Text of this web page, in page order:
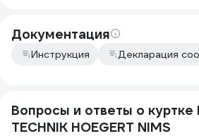
Документация
Инструкция Декларация
Вопросы и ответы о куртке
TECHNIK HOEGERT NIMS